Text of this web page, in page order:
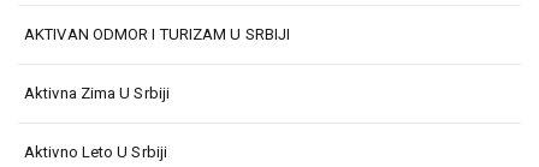
AKTIVAN ODMOR I TURIZAM U SRBIJI
Aktivna Zima U Srbiji
Aktivno Leto U Srbiji